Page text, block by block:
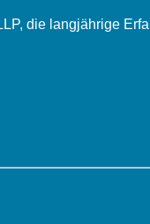
die langjährige